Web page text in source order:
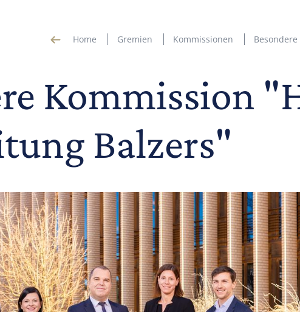
Home Gremien Kommissionen
Kommission
Balzers"